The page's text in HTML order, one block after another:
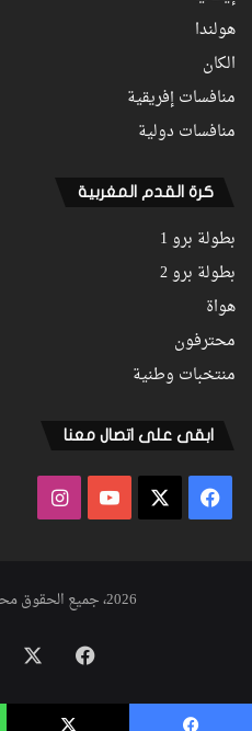
هولندا
الكان
منافسات إفريقية
منافسات دولية
كرة القدم المغربية
بطولة برو 1
بطولة برو 2
هواة
محترفون
منتخبات وطنية
ابقى على اتصال معنا
فيسبوك ‫YouTubeانستقرام
2026، جميع الحقوق محفوظة | Sportime Tv
فيسبوك